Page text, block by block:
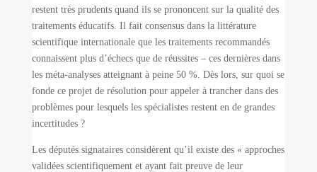
restent très prudents quand ils se prononcent sur la qualité des
traitements éducatifs. Il fait consensus dans la littérature
scientifique internationale que les traitements recommandés
connaissent plus d’échecs que de réussites – ces dernières dans
les méta-analyses atteignant à peine 50 %. Dès lors, sur quoi se
fonde ce projet de résolution pour appeler à trancher dans des
problèmes pour lesquels les spécialistes restent en de grandes
incertitudes ?
Les députés signataires considèrent qu’il existe des « approches
validées scientifiquement et ayant fait preuve de leur